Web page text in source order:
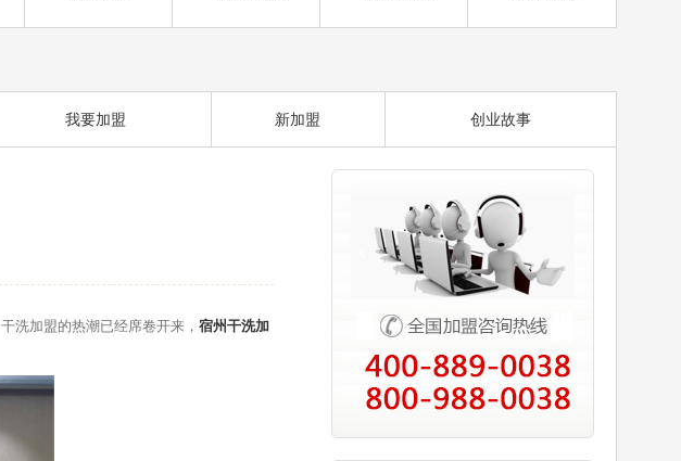
我要加盟 新加盟 创业故事
加盟的热潮已经席卷开来， 宿州干洗加